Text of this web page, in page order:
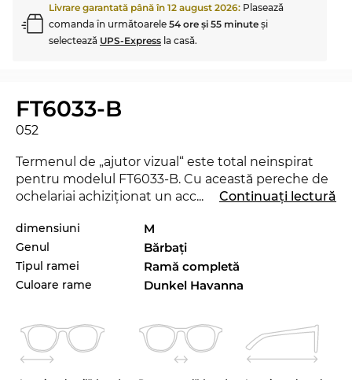
Livrare garantată până în 12 august 2026: Plasează
comanda în următoarele 54 ore şi 55 minute şi
selectează UPS-Express la casă.
FT6033-B
052
Termenul de „ajutor vizual“ este total neinspirat
pentru modelul FT6033-B. Cu această pereche de
ochelariai achiziţionat un accesoriu, care iţi va
aparte în materie de modă! Modelul FT6033-B este
lansat de curând pe piaţă în 2025, aşa încât cu
siguranţă vei fi la ultimul răcnet cu aceşti ochelari.
fermecător cu calitatea tradiţională, datorită
design-ul cu linii clare.
... Continuați lectură
dimensiuni M
Genul Bărbaţi
Tipul ramei Ramă completă
Culoare rame Dunkel Havanna